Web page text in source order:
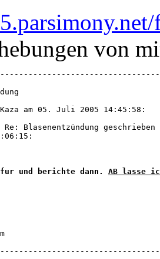
von
am 05. Juli 2005 14:45:58:
Blasenentzündung
und berichte dann. AB lasse